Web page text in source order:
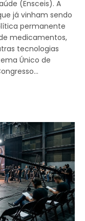
(Ensceis). A
já vinham sendo
permanente
medicamentos,
tecnologias
Único de